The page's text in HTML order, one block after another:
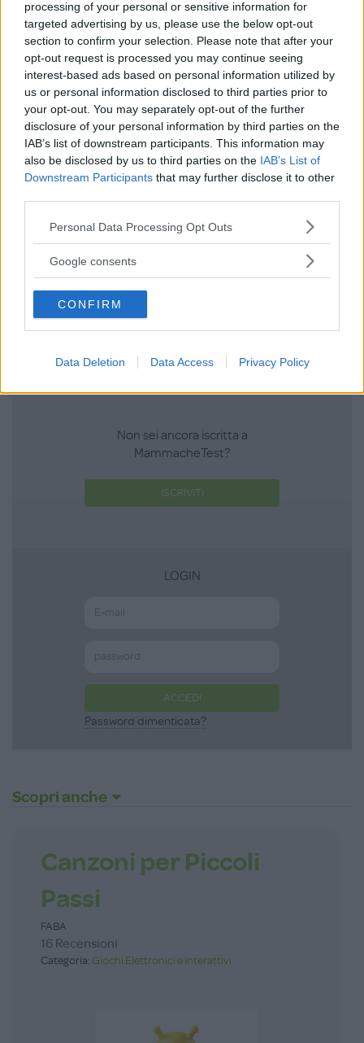
processing of your personal or sensitive information for
targeted advertising by us, please use the below opt-out
section to confirm your selection. Please note that after your
opt-out request is processed you may continue seeing
interest-based ads based on personal information utilized by
us or personal information disclosed to third parties prior to
your opt-out. You may separately opt-out of the further
disclosure of your personal information by third parties on the
IAB’s list of downstream participants. This information may
also be disclosed by us to third parties on the IAB’s List of
Downstream Participants that may further disclose it to other
Please note that this website/app uses one or more Google
not limited to your visit or usage behaviour. You may click to
use your data for below specified purposes in below Google
consent section.
Personal Data Processing Opt Outs
Google consents
CONFIRM
Data Deletion Data Access Privacy Policy
Annads310
Videotester
Junior Advisor
«l'ho preso per un r...»
30.11.-1
6.0
su 10
l'ho preso per un regalo, molto robusto e colorato
Utile
0)
Guarda tutte le opinioni degli utenti
Scrivi una recensione
Effettua l'accesso per scrivere una recensione
Non sei ancora iscritta a
MammacheTest?
ISCRIVITI
LOGIN
ACCEDI
Password dimenticata?
Scopri anche
Canzoni per Piccoli
Passi
FABA
16 Recensioni
Categoria: Giochi Elettronici e Interattivi